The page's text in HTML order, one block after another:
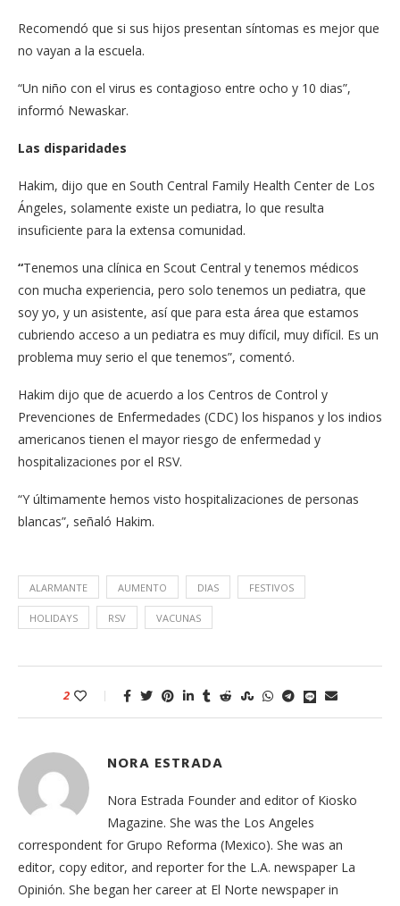
Recomendó que si sus hijos presentan síntomas es mejor que
no vayan a la escuela.
“Un niño con el virus es contagioso entre ocho y 10 dias”,
informó Newaskar.
Las disparidades
Hakim, dijo que en South Central Family Health Center de Los
Ángeles, solamente existe un pediatra, lo que resulta
insuficiente para la extensa comunidad.
“Tenemos una clínica en Scout Central y tenemos médicos
con mucha experiencia, pero solo tenemos un pediatra, que
soy yo, y un asistente, así que para esta área que estamos
cubriendo acceso a un pediatra es muy difícil, muy difícil. Es un
problema muy serio el que tenemos”, comentó.
Hakim dijo que de acuerdo a los Centros de Control y
Prevenciones de Enfermedades (CDC) los hispanos y los indios
americanos tienen el mayor riesgo de enfermedad y
hospitalizaciones por el RSV.
“Y últimamente hemos visto hospitalizaciones de personas
blancas”, señaló Hakim.
ALARMANTE AUMENTO DIAS FESTIVOS
HOLIDAYS RSV VACUNAS
2
NORA ESTRADA
Nora Estrada Founder and editor of Kiosko
Magazine. She was the Los Angeles
correspondent for Grupo Reforma (Mexico). She was an
editor, copy editor, and reporter for the L.A. newspaper La
Opinión. She began her career at El Norte newspaper in